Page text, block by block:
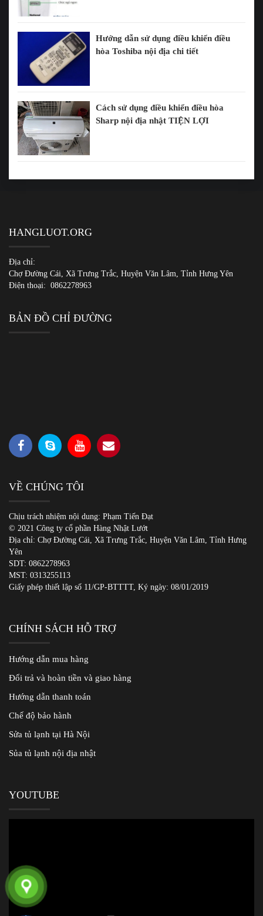
Hướng dẫn sử dụng điều khiển điều
hòa Toshiba nội địa chi tiết
Cách sử dụng điều khiển điều hòa
Sharp nội địa nhật TIỆN LỢI
HANGLUOT.ORG
Địa chỉ:
Chợ Đường Cái, Xã Trưng Trắc, Huyện Văn Lâm, Tỉnh Hưng Yên
Điện thoại: 0862278963
BẢN ĐỒ CHỈ ĐƯỜNG
VỀ CHÚNG TÔI
Chịu trách nhiệm nội dung: Phạm Tiến Đạt
© 2021 Công ty cổ phần Hàng Nhật Lướt
Địa chỉ: Chợ Đường Cái, Xã Trưng Trắc, Huyện Văn Lâm, Tỉnh Hưng
Yên
SDT: 0862278963
MST: 0313255113
Giấy phép thiết lập số 11/GP-BTTTT, Ký ngày: 08/01/2019
CHÍNH SÁCH HỖ TRỢ
Hướng dẫn mua hàng
Đổi trả và hoàn tiền và giao hàng
Hướng dẫn thanh toán
Chế độ bảo hành
Sửa tủ lạnh tại Hà Nội
Sủa tủ lạnh nội địa nhật
YOUTUBE